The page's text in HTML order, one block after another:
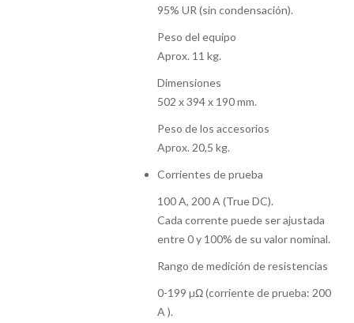
95% UR (sin condensación).
Peso del equipo
Aprox. 11 kg.
Dimensiones
502 x 394 x 190 mm.
Peso de los accesorios
Aprox. 20,5 kg.
Corrientes de prueba
100 A, 200 A (True DC).
Cada corrente puede ser ajustada
entre 0 y 100% de su valor nominal.
Rango de medición de resistencias
0-199 µΩ (corriente de prueba: 200
A ).